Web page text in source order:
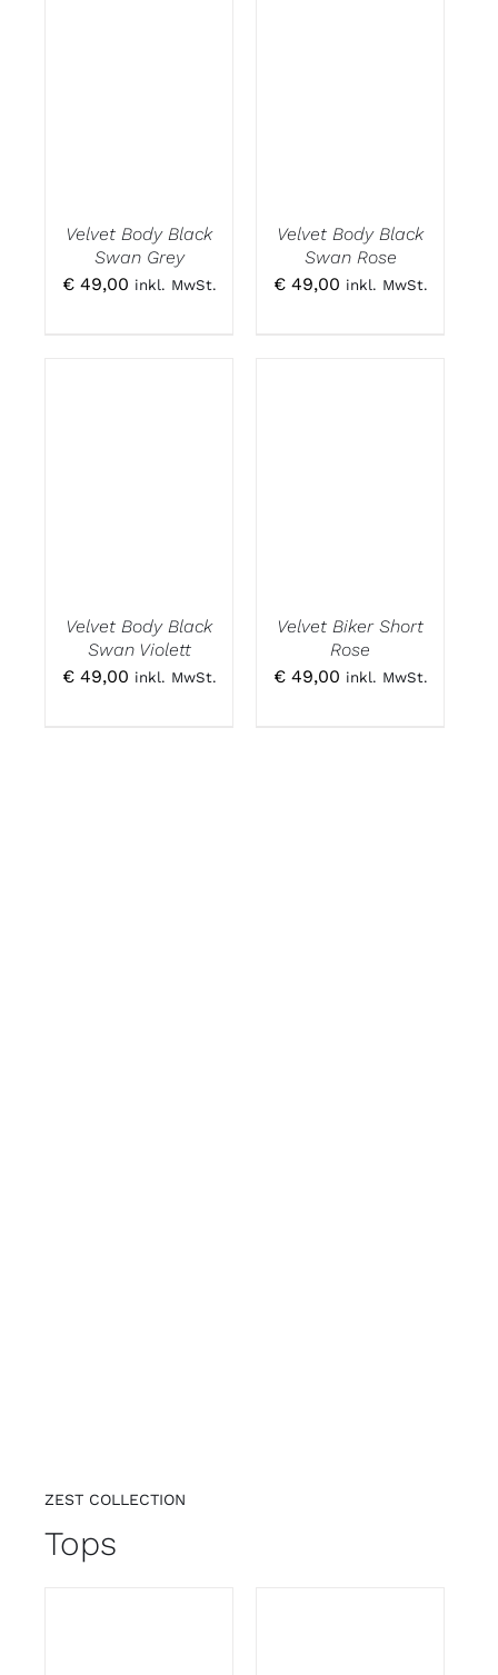
Velvet Body Black
Swan Grey
€49,00 inkl. MwSt.
Velvet Body Black
Swan Rose
€49,00 inkl. MwSt.
Velvet Body Black
Swan Violett
€49,00 inkl. MwSt.
Velvet Biker Short
Rose
€49,00 inkl. MwSt.
ZEST COLLECTION
Tops